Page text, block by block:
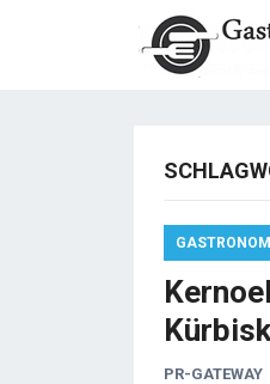
PR-GATEWAY